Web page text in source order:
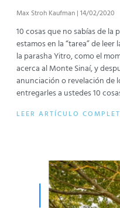
Max Stroh Kaufman 14/02/2020
10 cosas que no sabías de
estamos en la “tarea” de
la parasha Yitro, como el
acerca al Monte Sinaí, y
anunciación o revelación de
entregarles a ustedes 10
LEER ARTÍCULO